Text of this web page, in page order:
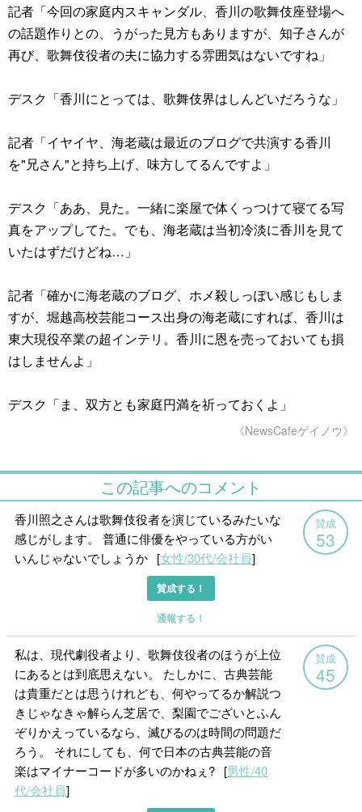
記者「今回の家庭内スキャンダル、香川の歌舞伎座登場へ
の話題作りとの、うがった見方もありますが、知子さんが
再び、歌舞伎役者の夫に協力する雰囲気はないですね」
デスク「香川にとっては、歌舞伎界はしんどいだろうな」
記者「イヤイヤ、海老蔵は最近のブログで共演する香川
を"兄さん"と持ち上げ、味方してるんですよ」
デスク「ああ、見た。一緒に楽屋で体くっつけて寝てる写
真をアップしてた。でも、海老蔵は当初冷淡に香川を見て
いたはずだけどね…」
記者「確かに海老蔵のブログ、ホメ殺しっぽい感じもしま
すが、堀越高校芸能コース出身の海老蔵にすれば、香川は
東大現役卒業の超インテリ。香川に恩を売っておいても損
はしませんよ」
デスク「ま、双方とも家庭円満を祈っておくよ」
《NewsCafeゲイノウ》